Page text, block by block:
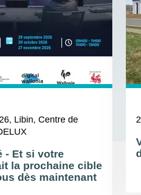
, Libin, Centre de
- Et si votre
la prochaine cible
dès maintenant